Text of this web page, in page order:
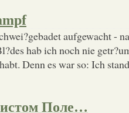
aufgewacht -
hab ich noch nie
Denn es war so: Ich
Поле…